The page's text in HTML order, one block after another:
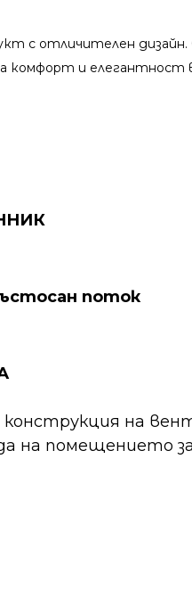
с отличителен дизайн.
комфорт и
поток
на
на помещението